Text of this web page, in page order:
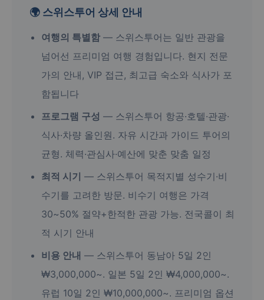
🌍 스위스투어 상세 안내
여행의 특별함 — 스위스투어는 일반 관광을
넘어선 프리미엄 여행 경험입니다. 현지 전문
가의 안내, VIP 접근, 최고급 숙소와 식사가 포
함됩니다
프로그램 구성 — 스위스투어 항공·호텔·관광·
식사·차량 올인원. 자유 시간과 가이드 투어의
균형. 체력·관심사·예산에 맞춘 맞춤 일정
최적 시기 — 스위스투어 목적지별 성수기·비
수기를 고려한 방문. 비수기 여행은 가격
30~50% 절약+한적한 관광 가능. 전국콜이 최
적 시기 안내
비용 안내 — 스위스투어 동남아 5일 2인
₩3,000,000~. 일본 5일 2인 ₩4,000,000~.
유럽 10일 2인 ₩10,000,000~. 프리미엄 옵션